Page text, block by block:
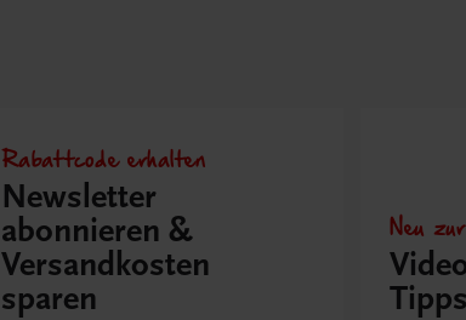
Rabattcode erhalten
Newsletter
abonnieren &
Versandkosten
sparen
Neu